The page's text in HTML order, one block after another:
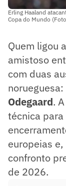
Erling Haaland
Copa do Mundo
Quem ligou
amistoso
com duas
norueguesa:
Odegaard.
técnica
europeias
confronto
de 2026.